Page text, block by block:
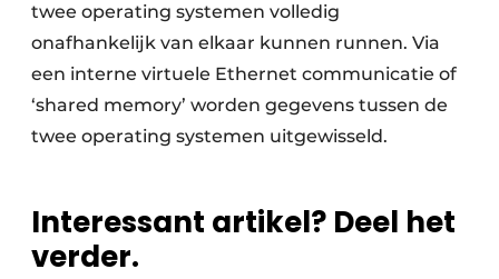
twee operating systemen volledig
onafhankelijk van elkaar kunnen runnen. Via
een interne virtuele Ethernet communicatie of
‘shared memory’ worden gegevens tussen de
twee operating systemen uitgewisseld.
Interessant artikel? Deel het
verder.